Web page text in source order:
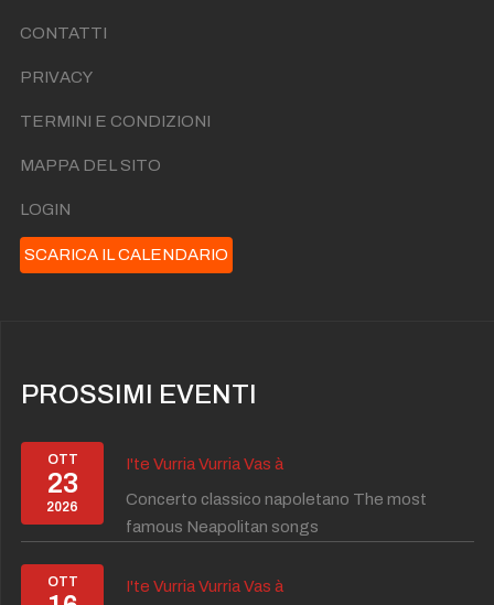
CONTATTI
PRIVACY
TERMINI E CONDIZIONI
MAPPA DEL SITO
LOGIN
SCARICA IL CALENDARIO
PROSSIMI EVENTI
OTT
23
2026
I'te Vurria Vurria Vas à
Concerto classico napoletano The most
famous Neapolitan songs
OTT I'te Vurria Vurria Vas à